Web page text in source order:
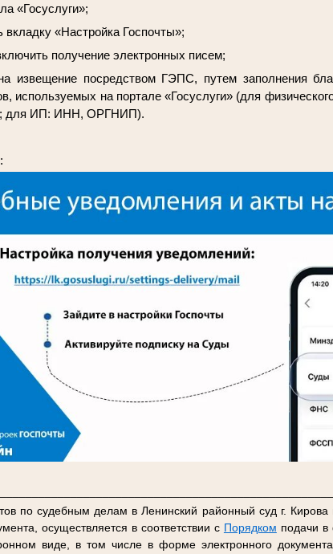
«Госуслуги»;
«Настройка Госпочты»;
получение электронных писем;
извещение посредством ГЭПС, путем заполнения
используемых на портале «Госуслуги» (для
для ИП: ИНН, ОРГНИП).
по судебным делам в Ленинский районный суд г. Кирова
осуществляется в соответствии с Порядком подачи
виде, в том числе в форме электронного